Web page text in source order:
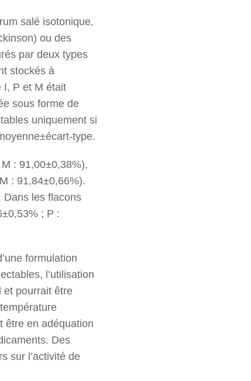
salé isotonique,
ou des
par deux types
stockés à
I, P et M était
sous forme de
uniquement si
type.
: 91,00±0,38%),
: 91,84±0,66%).
Dans les flacons
; P :
formulation
l’utilisation
et pourrait être
être en adéquation
Des
sur l’activité de